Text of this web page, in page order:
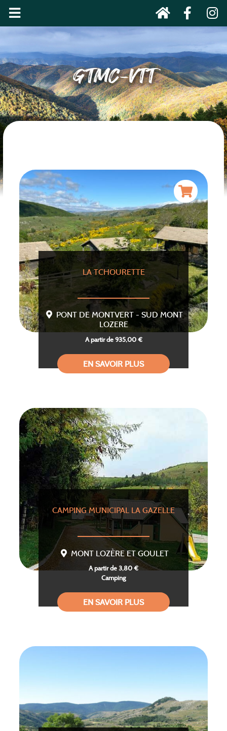
GTMC-VTT
LA TCHOURETTE
PONT DE MONTVERT - SUD MONT
LOZERE
A partir de 935,00 €
EN SAVOIR PLUS
CAMPING MUNICIPAL LA GAZELLE
MONT LOZÈRE ET GOULET
A partir de 3,80 €
Camping
EN SAVOIR PLUS